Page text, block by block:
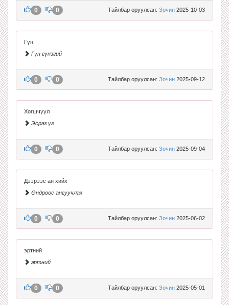
Тайлбар оруулсан: Зочин 2025-10-03
0 0
Гүн
Гүн гүнзгий
Тайлбар оруулсан: Зочин 2025-09-12
0 0
Хөгшчүүл
Эсрэг үг
Тайлбар оруулсан: Зочин 2025-09-04
0 0
Дээрээс ан хийх
Өндрөөс ангуучлах
Тайлбар оруулсан: Зочин 2025-06-02
0 0
эртний
эртний
Тайлбар оруулсан: Зочин 2025-05-01
0 0